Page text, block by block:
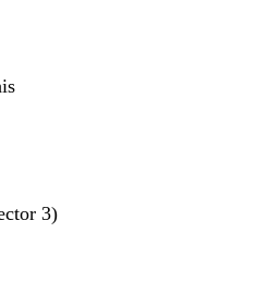
3)